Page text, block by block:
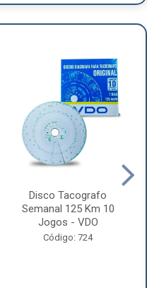
Disco Tacografo
Semanal 125 Km 10
Jogos - VDO
Código: 724